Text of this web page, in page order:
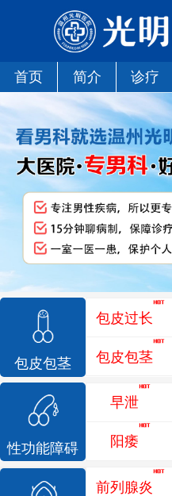
首页 简介 诊疗
包皮包茎
包皮过长
包皮包茎
性功能障碍
早泄
阳痿
前列腺炎